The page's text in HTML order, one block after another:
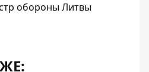
обороны Литвы